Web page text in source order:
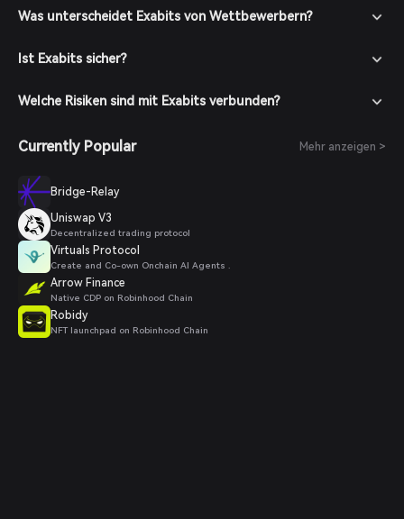
Was unterscheidet Exabits von Wettbewerbern?
Ist Exabits sicher?
Welche Risiken sind mit Exabits verbunden?
Currently Popular Mehr anzeigen >
Bridge-Relay
Uniswap V3
Decentralized trading protocol
Virtuals Protocol
Create and Co-own Onchain AI Agents .
Arrow Finance
Native CDP on Robinhood Chain
Robidy
NFT launchpad on Robinhood Chain